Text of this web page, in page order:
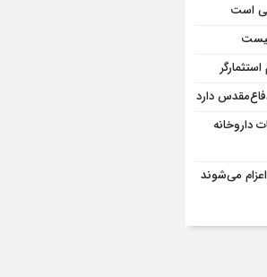
است
دارد
داروخانه